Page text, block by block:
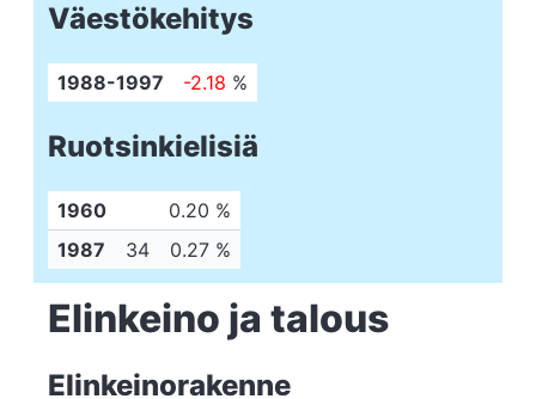
Väestökehitys
1988-1997 -2.18 %
Ruotsinkielisiä
1960
0.20 %
1987
34 0.27 %
Elinkeino ja talous
Elinkeinorakenne